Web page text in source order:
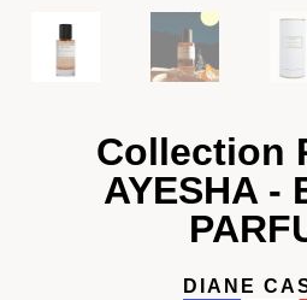
Collection
AYESHA -
DIANE